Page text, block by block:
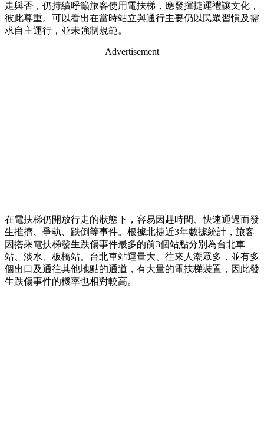
走與否，仍持續呼籲旅客使用電扶梯，應發揮捷運禮讓文化，
彼此尊重。可以看出在當時站立與通行主要仍以民眾習慣及需
求自主運行，並未強制規範。
Advertisement
在電扶梯仍開放行走的狀態下，容易因趕時間、快速通過而發
生推擠、爭執、跌倒等事件。根據北捷近3年數據統計，旅客
因搭乘電扶梯發生跌傷事件最多的前3個站點分別為台北車
站、淡水、板橋站。台北車站運量大、往來人潮眾多，並有多
個出口及通往其他地點的通道，有大量的電扶梯裝置，因此發
生跌傷事件的機率也相對較高。